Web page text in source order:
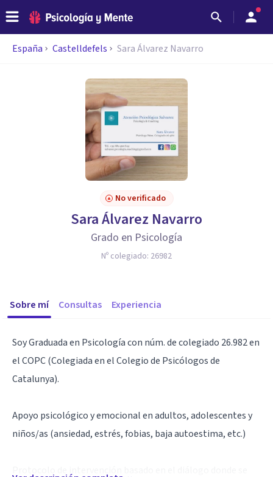
España Castelldefels Sara Álvarez Navarro
No verificado
Sara Álvarez Navarro
Grado en Psicología
Nº colegiado: 26982
Sobre mí Consultas Experiencia
Soy Graduada en Psicología con núm. de colegiado 26.982 en
el COPC (Colegiada en el Colegio de Psicólogos de
Catalunya).
Apoyo psicológico y emocional en adultos, adolescentes y
niños/as (ansiedad, estrés, fobias, baja autoestima, etc.)